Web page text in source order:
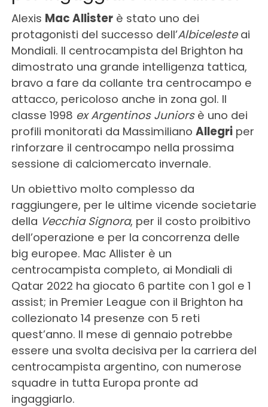
Alexis Mac Allisterè stato uno dei
protagonisti del successo dell’Albicelesteai
Mondiali. Il centrocampista del Brighton ha
dimostrato una grande intelligenza tattica,
bravo a fare da collante tra centrocampo e
attacco, pericoloso anche in zona gol. Il
classe 1998 ex Argentinos Juniorsè uno dei
profili monitorati da Massimiliano Allegriper
rinforzare il centrocampo nella prossima
sessione di calciomercato invernale.
Un obiettivo molto complesso da
raggiungere, per le ultime vicende societarie
della Vecchia Signora, per il costo proibitivo
dell’operazione e per la concorrenza delle
big europee. Mac Allister è un
centrocampista completo, ai Mondiali di
Qatar 2022 ha giocato 6 partite con 1 gol e 1
assist; in Premier League con il Brighton ha
collezionato 14 presenze con 5 reti
quest’anno. Il mese di gennaio potrebbe
essere una svolta decisiva per la carriera del
centrocampista argentino, con numerose
squadre in tutta Europa pronte ad
ingaggiarlo.